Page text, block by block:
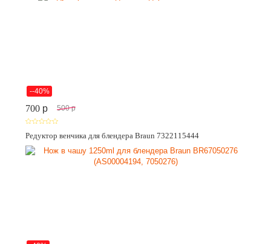
--40%
700 p 500 p
Редуктор венчика для блендера Braun 7322115444